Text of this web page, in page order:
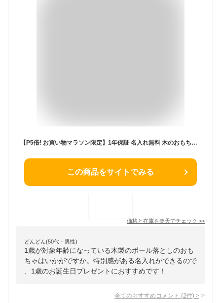
【P5倍! お買い物マラソン限定】1年保証 名入れ無料 木のおもちゃ 知育玩具 スロープトイ TREEスロープ 1歳誕生日プレゼント 誕生日プレゼント 1歳 一歳 1歳半 2歳 出産祝い 女の子 男の子 赤ちゃん おもちゃ
この商品をサイトでみる
価格と在庫を楽天でチェック >>
どんどん(50代・男性)
1歳が対象年齢になっている木製のボール落としのおも
ちゃはいかがですか。特別感がある名入れができるので
、1歳のお誕生日プレゼントにおすすめです！
全てのおすすめコメント (2件) >